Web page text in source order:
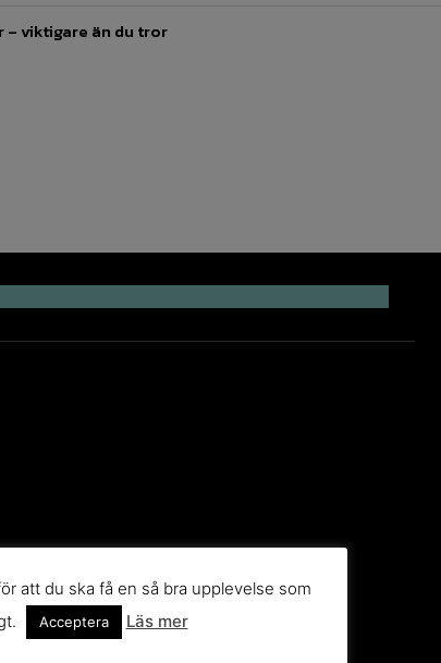
– viktigare än du tror
att du ska få en så bra upplevelse som
Acceptera Läs mer